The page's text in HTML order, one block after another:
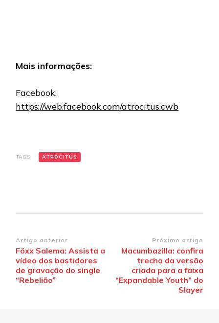
Mais informações:
Facebook:
https://web.facebook.com/atrocitus.cwb
TAGS: ATROCITUS
Navegação
de
post
Artigo anterior
Föxx Salema: Assista a
vídeo dos bastidores
de gravação do single
“Rebelião”
Próximo artigo
Macumbazilla: confira
trecho da versão
criada para a faixa
“Expandable Youth” do
Slayer